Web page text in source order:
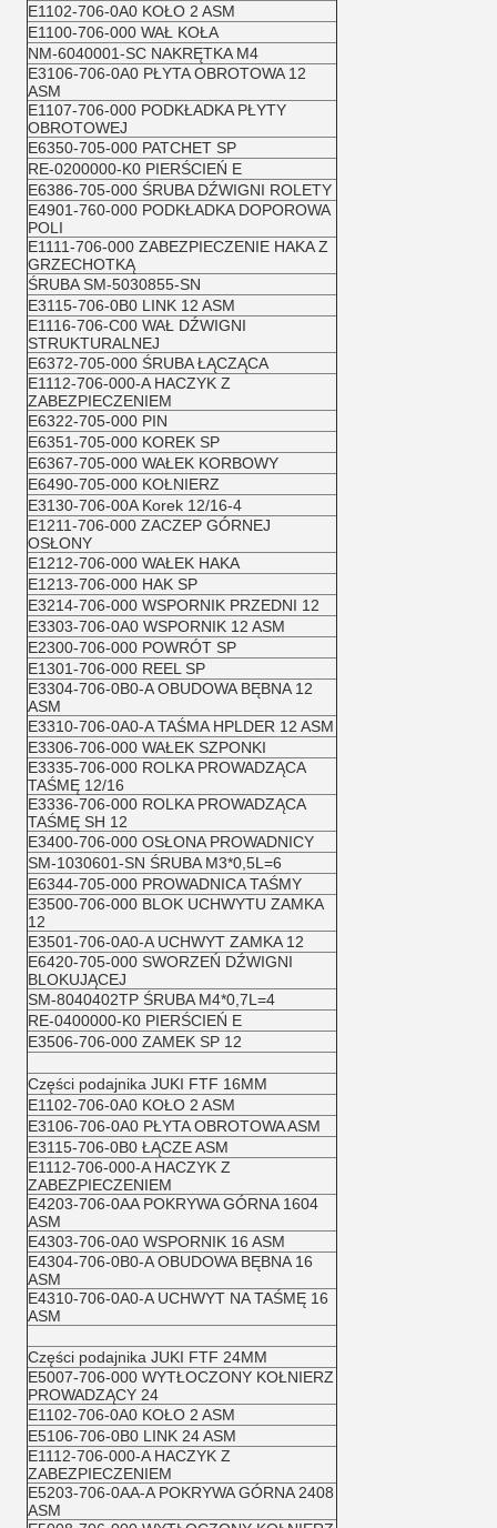
E1102-706-0A0 KOŁO 2 ASM
E1100-706-000 WAŁ KOŁA
NM-6040001-SC NAKRĘTKA M4
E3106-706-0A0 PŁYTA OBROTOWA 12
ASM
E1107-706-000 PODKŁADKA PŁYTY
OBROTOWEJ
E6350-705-000 PATCHET SP
RE-0200000-K0 PIERŚCIEŃ E
E6386-705-000 ŚRUBA DŹWIGNI ROLETY
E4901-760-000 PODKŁADKA DOPOROWA
POLI
E1111-706-000 ZABEZPIECZENIE HAKA Z
GRZECHOTKĄ
ŚRUBA SM-5030855-SN
E3115-706-0B0 LINK 12 ASM
E1116-706-C00 WAŁ DŹWIGNI
STRUKTURALNEJ
E6372-705-000 ŚRUBA ŁĄCZĄCA
E1112-706-000-A HACZYK Z
ZABEZPIECZENIEM
E6322-705-000 PIN
E6351-705-000 KOREK SP
E6367-705-000 WAŁEK KORBOWY
E6490-705-000 KOŁNIERZ
E3130-706-00A Korek 12/16-4
E1211-706-000 ZACZEP GÓRNEJ
OSŁONY
E1212-706-000 WAŁEK HAKA
E1213-706-000 HAK SP
E3214-706-000 WSPORNIK PRZEDNI 12
E3303-706-0A0 WSPORNIK 12 ASM
E2300-706-000 POWRÓT SP
E1301-706-000 REEL SP
E3304-706-0B0-A OBUDOWA BĘBNA 12
ASM
E3310-706-0A0-A TAŚMA HPLDER 12 ASM
E3306-706-000 WAŁEK SZPONKI
E3335-706-000 ROLKA PROWADZĄCA
TAŚMĘ 12/16
E3336-706-000 ROLKA PROWADZĄCA
TAŚMĘ SH 12
E3400-706-000 OSŁONA PROWADNICY
SM-1030601-SN ŚRUBA M3*0,5L=6
E6344-705-000 PROWADNICA TAŚMY
E3500-706-000 BLOK UCHWYTU ZAMKA
12
E3501-706-0A0-A UCHWYT ZAMKA 12
E6420-705-000 SWORZEŃ DŹWIGNI
BLOKUJĄCEJ
SM-8040402TP ŚRUBA M4*0,7L=4
RE-0400000-K0 PIERŚCIEŃ E
E3506-706-000 ZAMEK SP 12
Części podajnika JUKI FTF 16MM
E1102-706-0A0 KOŁO 2 ASM
E3106-706-0A0 PŁYTA OBROTOWA ASM
E3115-706-0B0 ŁĄCZE ASM
E1112-706-000-A HACZYK Z
ZABEZPIECZENIEM
E4203-706-0AA POKRYWA GÓRNA 1604
ASM
E4303-706-0A0 WSPORNIK 16 ASM
E4304-706-0B0-A OBUDOWA BĘBNA 16
ASM
E4310-706-0A0-A UCHWYT NA TAŚMĘ 16
ASM
Części podajnika JUKI FTF 24MM
E5007-706-000 WYTŁOCZONY KOŁNIERZ
PROWADZĄCY 24
E1102-706-0A0 KOŁO 2 ASM
E5106-706-0B0 LINK 24 ASM
E1112-706-000-A HACZYK Z
ZABEZPIECZENIEM
E5203-706-0AA-A POKRYWA GÓRNA 2408
ASM